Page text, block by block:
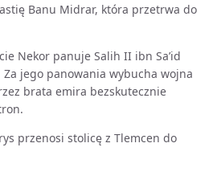
Banu Midrar, która przetrwa do
Nekor panuje Salih II ibn Sa’id
jego panowania wybucha wojna
brata emira bezskutecznie
przenosi stolicę z Tlemcen do